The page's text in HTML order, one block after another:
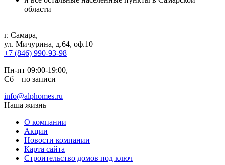
области
г. Самара,
ул. Мичурина, д.64, оф.10
+7 (846) 990-93-98
Пн-пт 09:00-19:00,
Сб – по записи
info@alphomes.ru
Наша жизнь
О компании
Акции
Новости компании
Карта сайта
Строительство домов под ключ